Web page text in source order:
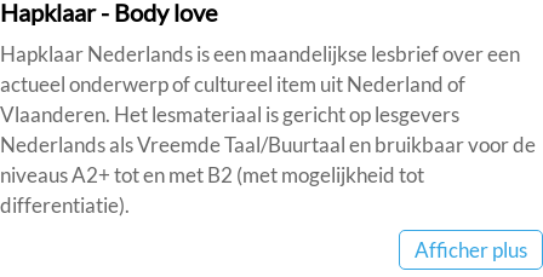
Hapklaar - Body love
Hapklaar Nederlands is een maandelijkse lesbrief over een
actueel onderwerp of cultureel item uit Nederland of
Vlaanderen. Het lesmateriaal is gericht op lesgevers
Nederlands als Vreemde Taal/Buurtaal en bruikbaar voor de
niveaus A2+ tot en met B2 (met mogelijkheid tot
differentiatie).
Afficher plus